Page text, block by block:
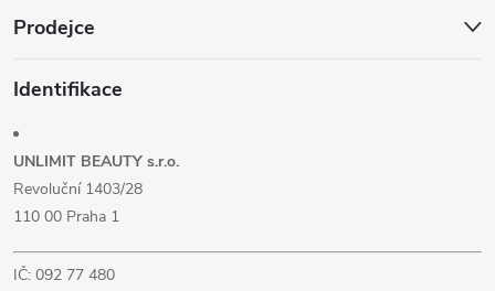
Prodejce
Identifikace
UNLIMIT BEAUTY s.r.o.
Revoluční 1403/28
110 00 Praha 1
IČ: 092 77 480